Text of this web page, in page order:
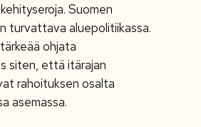
Suomen
turvattava aluepolitiikassa.
ohjata
siten, että itärajan
rahoituksen osalta
asemassa.